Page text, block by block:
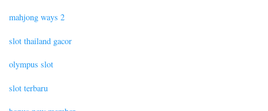
mahjong ways 2
slot thailand gacor
olympus slot
slot terbaru